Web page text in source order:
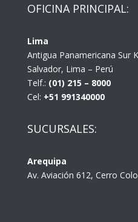
OFICINA PRINCIPAL:
Lima
Antigua Panamericana Sur
Salvador, Lima – Perú
Telf.: (01) 215 – 8000
Cel: +51 991340000
SUCURSALES:
Arequipa
Av. Aviación 612, Cerro